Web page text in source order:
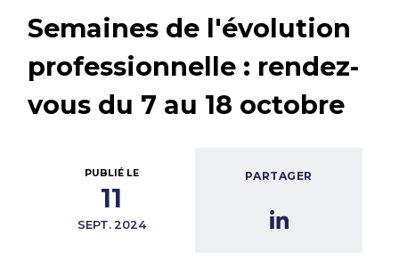
Semaines de l'évolution
professionnelle : rendez-
vous du 7 au 18 octobre
PUBLIÉ LE
11
SEPT. 2024
PARTAGER